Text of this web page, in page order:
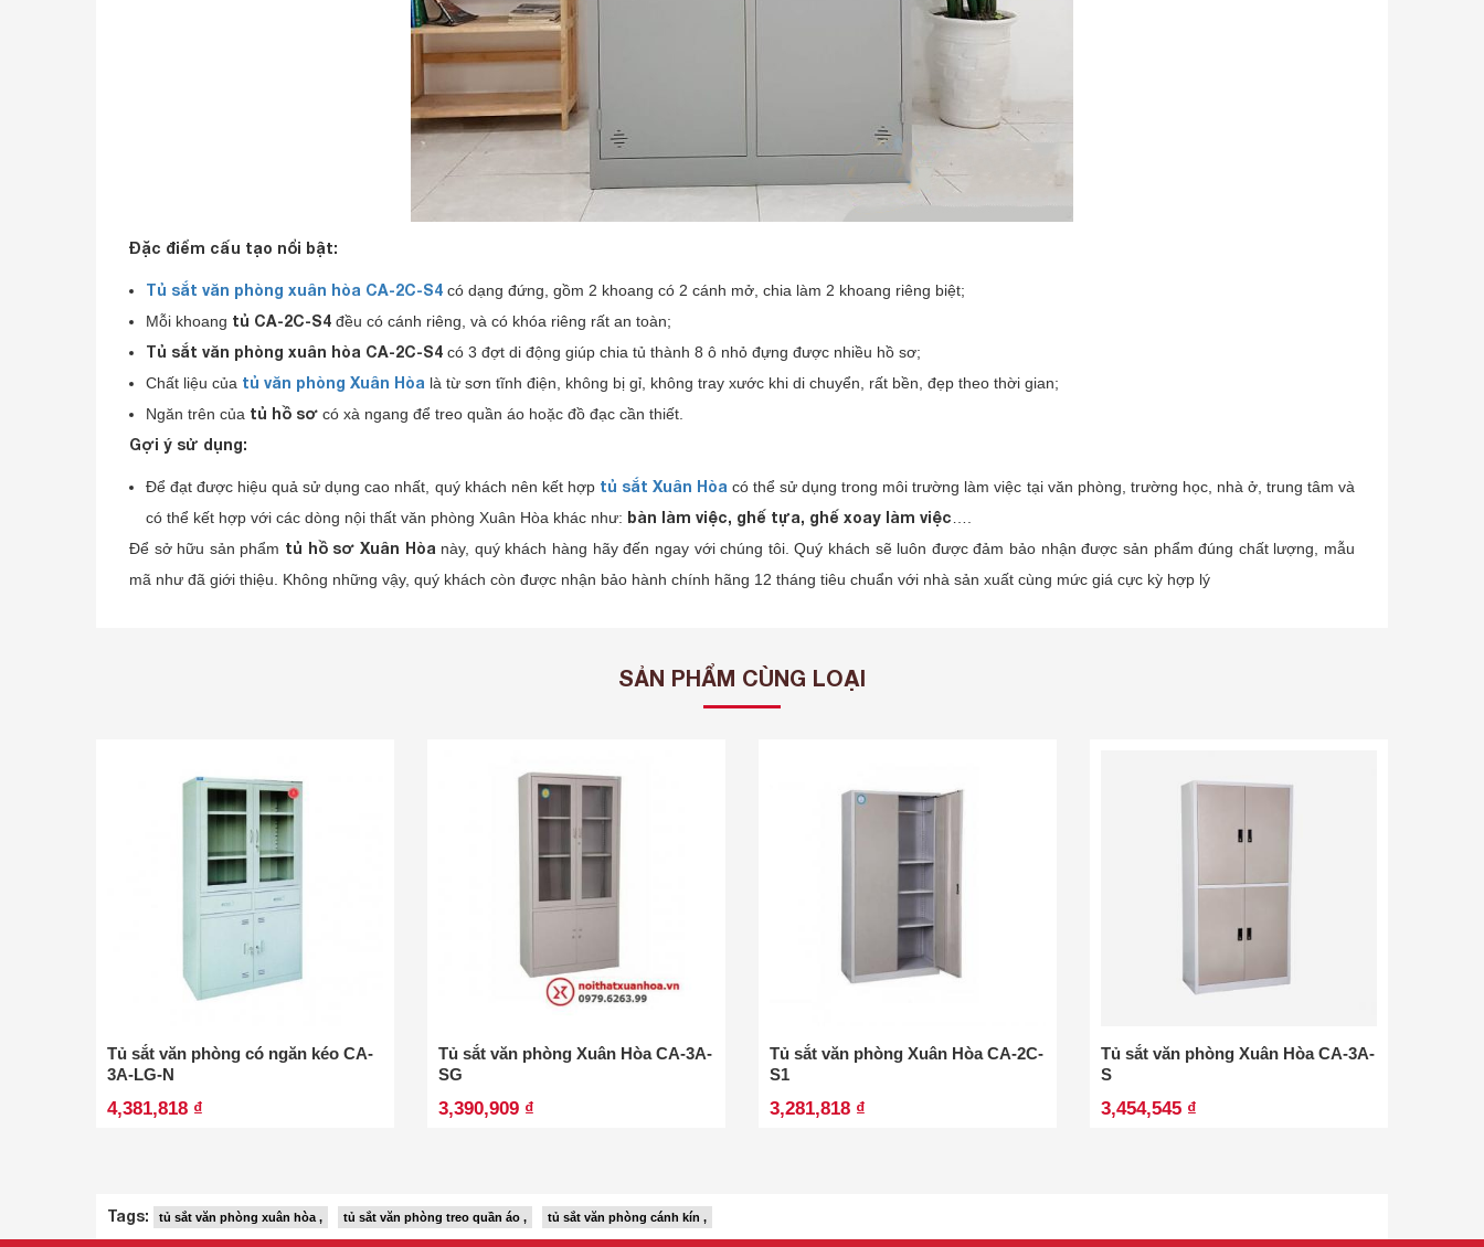
Đặc điểm cấu tạo nổi bật:
Tủ sắt văn phòng xuân hòa CA-2C-S4 có dạng đứng, gồm 2 khoang có 2 cánh mở, chia làm 2 khoang riêng biệt;
Mỗi khoang tủ CA-2C-S4 đều có cánh riêng, và có khóa riêng rất an toàn;
Tủ sắt văn phòng xuân hòa CA-2C-S4 có 3 đợt di động giúp chia tủ thành 8 ô nhỏ đựng được nhiều hồ sơ;
Chất liệu của tủ văn phòng Xuân Hòa là từ sơn tĩnh điện, không bị gỉ, không tray xước khi di chuyển, rất bền, đẹp theo thời gian;
Ngăn trên của tủ hồ sơ có xà ngang để treo quần áo hoặc đồ đạc cần thiết.
Gợi ý sử dụng:
Để đạt được hiệu quả sử dụng cao nhất, quý khách nên kết hợp tủ sắt Xuân Hòa có thể sử dụng trong môi trường làm việc tại văn phòng, trường học, nhà ở, trung tâm và
có thể kết hợp với các dòng nội thất văn phòng Xuân Hòa khác như: bàn làm việc, ghế tựa, ghế xoay làm việc
Để sở hữu sản phẩm tủ hồ sơ Xuân Hòa này, quý khách hàng hãy đến ngay với chúng tôi. Quý khách sẽ luôn được đảm bảo nhận được sản phẩm đúng chất lượng, mẫu
mã như đã giới thiệu. Không những vậy, quý khách còn được nhận bảo hành chính hãng 12 tháng tiêu chuẩn với nhà sản xuất cùng mức giá cực kỳ hợp lý
SẢN PHẨM CÙNG LOẠI
Tủ sắt văn phòng có ngăn kéo CA-
3A-LG-N
4,381,818 ₫
Tủ sắt văn phòng Xuân Hòa CA-3A-
SG
3,390,909 ₫
Tủ sắt văn phòng Xuân Hòa CA-2C-
S1
3,281,818 ₫
Tủ sắt văn phòng Xuân Hòa CA-3A-
S
3,454,545 ₫
Tags: tủ sắt văn phòng xuân hòa , tủ sắt văn phòng treo quần áo , tủ sắt văn phòng cánh kín ,